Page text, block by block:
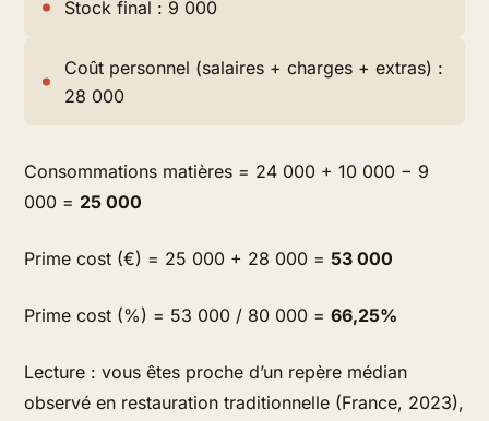
Stock final : 9 000
Coût personnel (salaires + charges + extras) :
28 000
Consommations matières = 24 000 + 10 000 − 9
000 = 25 000
Prime cost (€) = 25 000 + 28 000 =53 000
Prime cost (%) = 53 000 / 80 000 =66,25%
Lecture : vous êtes proche d’un repère médian
observé en restauration traditionnelle (France, 2023),